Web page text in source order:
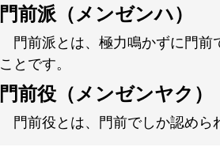
門前派（メンゼンハ）
門前派とは、極力鳴かずに門前
ことです。
門前役（メンゼンヤク）
門前役とは、門前でしか認めら